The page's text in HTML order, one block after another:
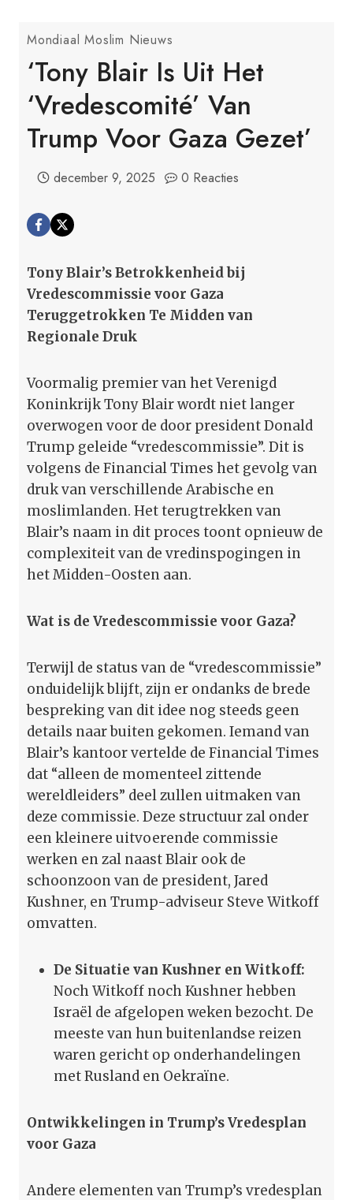
Mondiaal Moslim Nieuws
‘Tony Blair Is Uit Het
‘vredescomité’ Van
Trump Voor Gaza Gezet’
december 9, 2025 0 Reacties
Tony Blair’s Betrokkenheid bij
Vredescommissie voor Gaza
Teruggetrokken Te Midden van
Regionale Druk
Voormalig premier van het Verenigd
Koninkrijk Tony Blair wordt niet langer
overwogen voor de door president Donald
Trump geleide “vredescommissie”. Dit is
volgens de Financial Times het gevolg van
druk van verschillende Arabische en
moslimlanden. Het terugtrekken van
Blair’s naam in dit proces toont opnieuw de
complexiteit van de vredinspogingen in
het Midden-Oosten aan.
Wat is de Vredescommissie voor Gaza?
Terwijl de status van de “vredescommissie”
onduidelijk blijft, zijn er ondanks de brede
bespreking van dit idee nog steeds geen
details naar buiten gekomen. Iemand van
Blair’s kantoor vertelde de Financial Times
dat “alleen de momenteel zittende
wereldleiders” deel zullen uitmaken van
deze commissie. Deze structuur zal onder
een kleinere uitvoerende commissie
werken en zal naast Blair ook de
schoonzoon van de president, Jared
Kushner, en Trump-adviseur Steve Witkoff
omvatten.
De Situatie van Kushner en Witkoff:
Noch Witkoff noch Kushner hebben
Israël de afgelopen weken bezocht. De
meeste van hun buitenlandse reizen
waren gericht op onderhandelingen
met Rusland en Oekraïne.
Ontwikkelingen in Trump’s Vredesplan
voor Gaza
Andere elementen van Trump’s vredesplan